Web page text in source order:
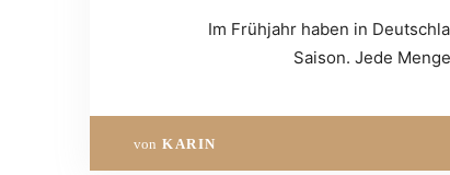
Im Frühjahr haben in
Saison. Jede
von KARIN